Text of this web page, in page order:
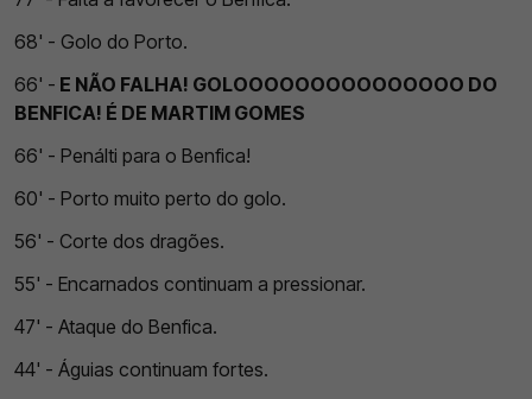
68' - Golo do Porto.
66' - E NÃO FALHA! GOLOOOOOOOOOOOOOOO DO
BENFICA! É DE MARTIM GOMES
66' - Penálti para o Benfica!
60' - Porto muito perto do golo.
56' - Corte dos dragões.
55' - Encarnados continuam a pressionar.
47' - Ataque do Benfica.
44' - Águias continuam fortes.